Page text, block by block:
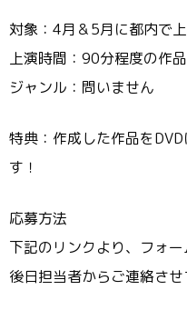
対象：4月＆5月に都内で
上演時間：90分程度の作品
ジャンル：問いません
特典：作成した作品を
す！
応募方法
下記のリンクより、フォー
後日担当者からご連絡させ